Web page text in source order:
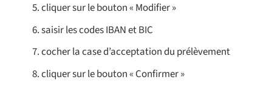
cliquer sur le bouton « Modifier »
saisir les codes IBAN et BIC
cocher la case d’acceptation du prélèvement
cliquer sur le bouton « Confirmer »